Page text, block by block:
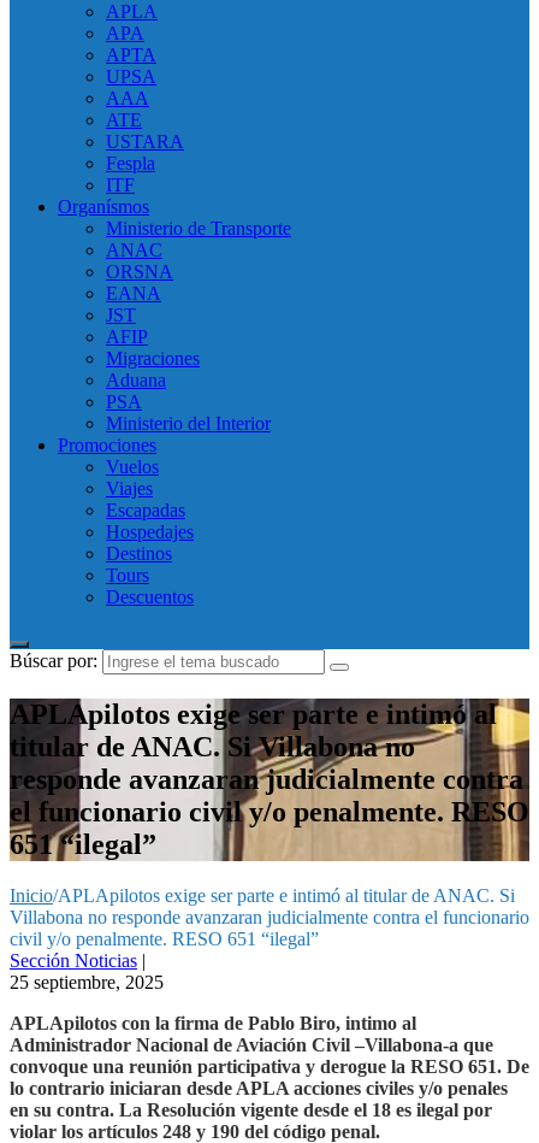
APLA
APA
APTA
UPSA
AAA
ATE
USTARA
Fespla
ITF
Organísmos
Ministerio de Transporte
ANAC
ORSNA
EANA
JST
AFIP
Migraciones
Aduana
PSA
Ministerio del Interior
Promociones
Vuelos
Viajes
Escapadas
Hospedajes
Destinos
Tours
Descuentos
Búscar por:
APLApilotos exige ser parte e intimó al
titular de ANAC. Si Villabona no
responde avanzaran judicialmente contra
el funcionario civil y/o penalmente. RESO
651 “ilegal”
Inicio/APLApilotos exige ser parte e intimó al titular de ANAC. Si
Villabona no responde avanzaran judicialmente contra el funcionario
civil y/o penalmente. RESO 651 “ilegal”
Sección Noticias |
25 septiembre, 2025
APLApilotos con la firma de Pablo Biro, intimo al
Administrador Nacional de Aviación Civil –Villabona-a que
convoque una reunión participativa y derogue la RESO 651. De
lo contrario iniciaran desde APLA acciones civiles y/o penales
en su contra. La Resolución vigente desde el 18 es ilegal por
violar los artículos 248 y 190 del código penal.